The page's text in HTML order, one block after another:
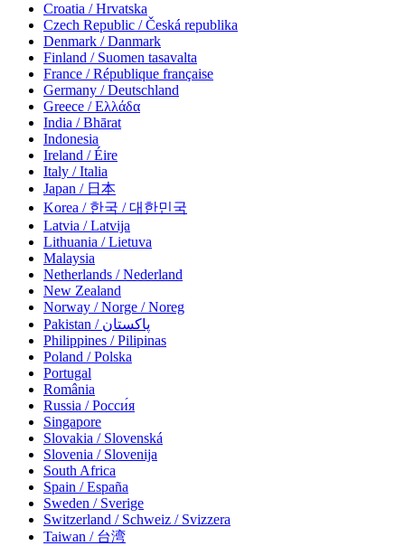
Croatia / Hrvatska
Czech Republic / Česká republika
Denmark / Danmark
Finland / Suomen tasavalta
France / République française
Germany / Deutschland
Greece / Ελλάδα
India / Bhārat
Indonesia
Ireland / Éire
Italy / Italia
Japan / 日本
Korea / 한국 / 대한민국
Latvia / Latvija
Lithuania / Lietuva
Malaysia
Netherlands / Nederland
New Zealand
Norway / Norge / Noreg
Pakistan / پاکستان
Philippines / Pilipinas
Poland / Polska
Portugal
România
Russia / Росси́я
Singapore
Slovakia / Slovenská
Slovenia / Slovenija
South Africa
Spain / España
Sweden / Sverige
Switzerland / Schweiz / Svizzera
Taiwan / 台湾